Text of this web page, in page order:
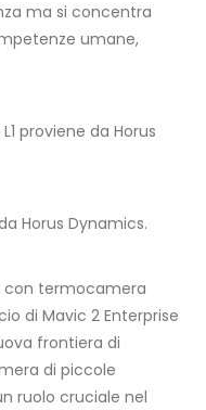
ma si concentra
umane,
L1 proviene da Horus
Horus Dynamics.
con termocamera
di Mavic 2 Enterprise
frontiera di
di piccole
ruolo cruciale nel